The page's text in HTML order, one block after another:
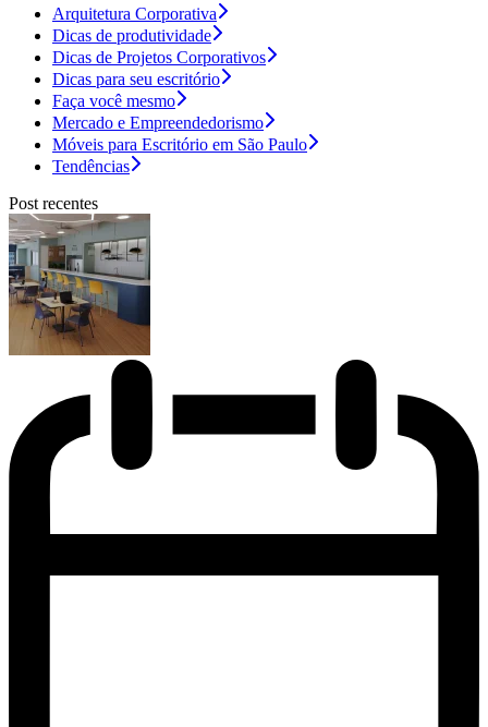
Arquitetura Corporativa
Dicas de produtividade
Dicas de Projetos Corporativos
Dicas para seu escritório
Faça você mesmo
Mercado e Empreendedorismo
Móveis para Escritório em São Paulo
Tendências
Post recentes